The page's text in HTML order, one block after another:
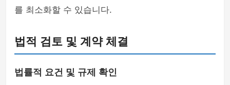
를 최소화할 수 있습니다.
법적 검토 및 계약 체결
법률적 요건 및 규제 확인